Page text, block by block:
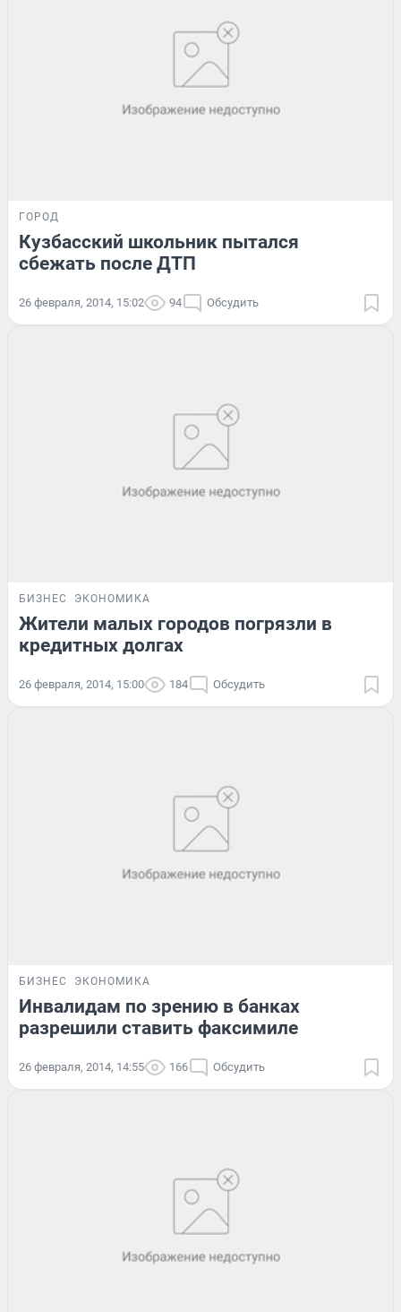
ГОРОД
Кузбасский школьник пытался
сбежать после ДТП
26 февраля, 2014, 15:02 94 Обсудить
БИЗНЕС ЭКОНОМИКА
Жители малых городов погрязли в
кредитных долгах
26 февраля, 2014, 15:00 184 Обсудить
БИЗНЕС ЭКОНОМИКА
Инвалидам по зрению в банках
разрешили ставить факсимиле
26 февраля, 2014, 14:55 166 Обсудить